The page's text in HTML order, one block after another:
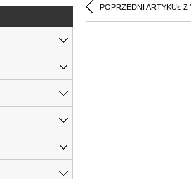
POPRZEDNI ARTYKUŁ Z